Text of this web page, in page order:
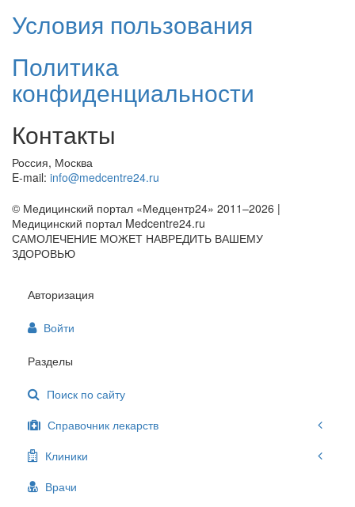
Условия пользования
Политика
конфиденциальности
Контакты
Россия, Москва
E-mail: info@medcentre24.ru
© Медицинский портал «Медцентр24» 2011–2026 |
Медицинский портал Medcentre24.ru
САМОЛЕЧЕНИЕ МОЖЕТ НАВРЕДИТЬ ВАШЕМУ
ЗДОРОВЬЮ
Авторизация
Войти
Разделы
Поиск по сайту
Справочник лекарств
Клиники
Врачи